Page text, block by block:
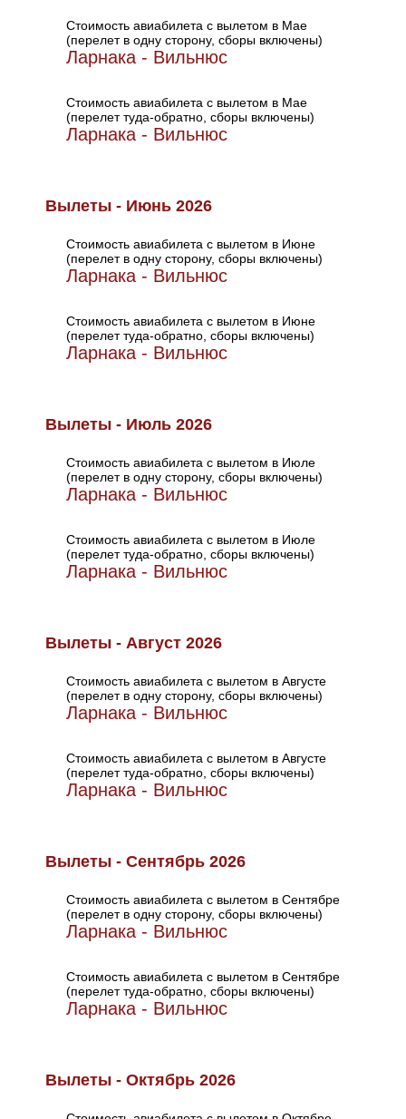
Стоимость авиабилета с вылетом в Мае
(перелет в одну сторону, сборы включены)
Ларнака - Вильнюс
Стоимость авиабилета с вылетом в Мае
(перелет туда-обратно, сборы включены)
Ларнака - Вильнюс
Вылеты - Июнь 2026
Стоимость авиабилета с вылетом в Июне
(перелет в одну сторону, сборы включены)
Ларнака - Вильнюс
Стоимость авиабилета с вылетом в Июне
(перелет туда-обратно, сборы включены)
Ларнака - Вильнюс
Вылеты - Июль 2026
Стоимость авиабилета с вылетом в Июле
(перелет в одну сторону, сборы включены)
Ларнака - Вильнюс
Стоимость авиабилета с вылетом в Июле
(перелет туда-обратно, сборы включены)
Ларнака - Вильнюс
Вылеты - Август 2026
Стоимость авиабилета с вылетом в Августе
(перелет в одну сторону, сборы включены)
Ларнака - Вильнюс
Стоимость авиабилета с вылетом в Августе
(перелет туда-обратно, сборы включены)
Ларнака - Вильнюс
Вылеты - Сентябрь 2026
Стоимость авиабилета с вылетом в Сентябре
(перелет в одну сторону, сборы включены)
Ларнака - Вильнюс
Стоимость авиабилета с вылетом в Сентябре
(перелет туда-обратно, сборы включены)
Ларнака - Вильнюс
Вылеты - Октябрь 2026